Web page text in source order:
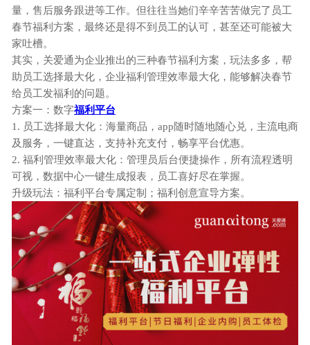
量，售后服务跟进等工作。 但往往当她们辛辛苦苦做完了 员工
春节福利方案，最终还是得不到 员工的认可 ， 甚至还可能被大
家吐槽。
其实， 关爱通为企业推出的三种春节福利方案，玩法多多，帮
助员工选择最大化，企业福利管理效率最大化，能够解决春节
给员工发福利的问题。
方案一： 数字福利平台
1. 员工选择最大化：海量商品， app随时随地随心兑，主流电商
及服务，一键直达，支持补充支付，畅享平台优惠。
2. 福利管理效率最大化：管理员后台便捷操作，所有流程透明
可视，数据中心一键生成报表，员工喜好尽在掌握。
升级玩法：福利平台专属定制；福利创意宣导方案。